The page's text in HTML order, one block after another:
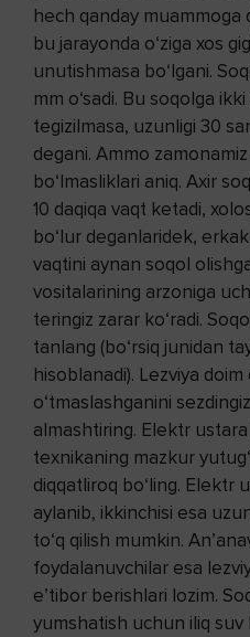
hech qanday muammoga
bu jarayonda o‘ziga xos
unutishmasa bo‘lgani.
mm o‘sadi. Bu soqolga
tegizilmasa, uzunligi 30
degani. Ammo
bo‘lmasliklari aniq. Axir
10 daqiqa vaqt ketadi,
bo‘lur deganlaridek,
vaqtini aynan soqol
vositalarining arzoniga
teringiz zarar ko‘radi.
tanlang (bo‘rsiq junidan
hisoblanadi). Lezviya doim
o‘tmaslashganini
almashtiring. Elektr
texnikaning mazkur
diqqatliroq bo‘ling. Elektr
aylanib, ikkinchisi esa
to‘q qilish mumkin.
foydalanuvchilar esa
e’tibor berishlari lozim.
yumshatish uchun iliq suv